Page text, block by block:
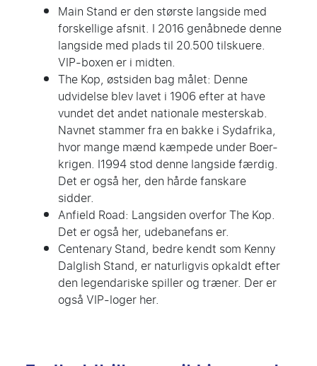
Main Stand er den største langside med
forskellige afsnit. I 2016 genåbnede denne
langside med plads til 20.500 tilskuere.
VIP-boxen er i midten.
The Kop, østsiden bag målet: Denne
udvidelse blev lavet i 1906 efter at have
vundet det andet nationale mesterskab.
Navnet stammer fra en bakke i Sydafrika,
hvor mange mænd kæmpede under Boer-
krigen. I1994 stod denne langside færdig.
Det er også her, den hårde fanskare
sidder.
Anfield Road: Langsiden overfor The Kop.
Det er også her, udebanefans er.
Centenary Stand, bedre kendt som Kenny
Dalglish Stand, er naturligvis opkaldt efter
den legendariske spiller og træner. Der er
også VIP-loger her.